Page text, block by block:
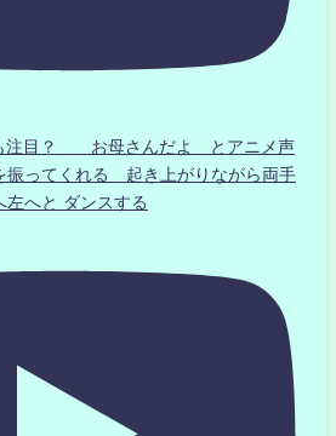
注目？ お母さんだよ とアニメ声
振ってくれる 起き上がりながら両手
へと ダンスする